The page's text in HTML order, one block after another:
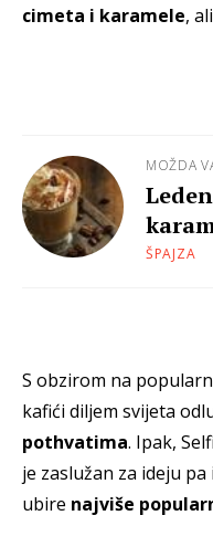
cimeta i karamele,
MOŽDA
ŠPAJZA
S obzirom na
kafići diljem svijeta
pothvatima. Ipak,
je zaslužan za ideju
ubire najviše